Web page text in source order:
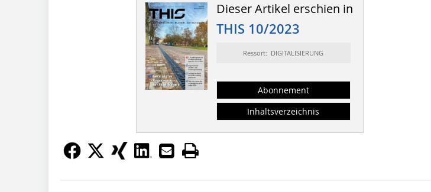
Dieser Artikel erschien in
THIS 10/2023
Ressort: DIGITALISIERUNG
Abonnement
Inhaltsverzeichnis